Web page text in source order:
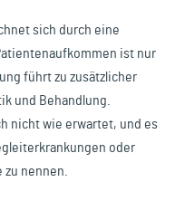
sich durch eine
ist nur
führt zu zusätzlicher
und Behandlung.
nicht wie erwartet, und es
oder
nennen.